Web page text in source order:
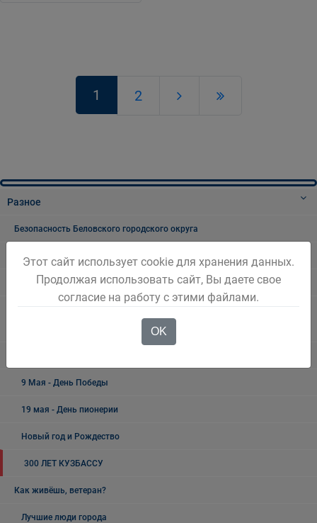
1 2
Разное
Безопасность Беловского городского округа
Праздники, дни воинской славы и памятные даты*
8 Марта - Международный женский день
9 Мая - День Победы
19 мая - День пионерии
Новый год и Рождество
300 ЛЕТ КУЗБАССУ
Как живёшь, ветеран?
Лучшие люди города
Этот сайт использует cookie для хранения данных.
Продолжая использовать сайт, Вы даете свое
согласие на работу с этими файлами.
OK